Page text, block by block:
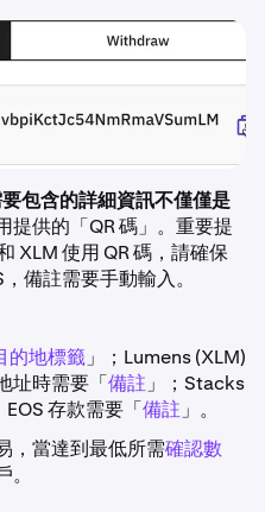
包含的詳細資訊不僅僅是
提供的「QR 碼」。重要提
XLM 使用 QR 碼，請確保
備註需要手動輸入。
的地標籤」；Lumens (XLM)
址時需要「備註」；Stacks
EOS 存款需要「備註」。
，當達到最低所需確認數